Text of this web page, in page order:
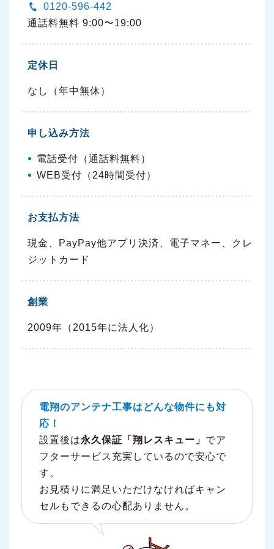
0120-596-442
通話料無料 9:00〜19:00
定休日
なし（年中無休）
申し込み方法
電話受付（通話料無料）
WEB受付（24時間受付）
お支払方法
現金、PayPay他アプリ決済、電子マネー、クレ
ジットカード
創業
2009年（2015年に法人化）
電翔のアンテナ工事はどんな物件にも対
応！
設置後は永久保証「翔レスキュー」 でア
フターサービス充実しているので安心で
す。
お見積りに満足いただけなければキャン
セルもできるの心配ありません。